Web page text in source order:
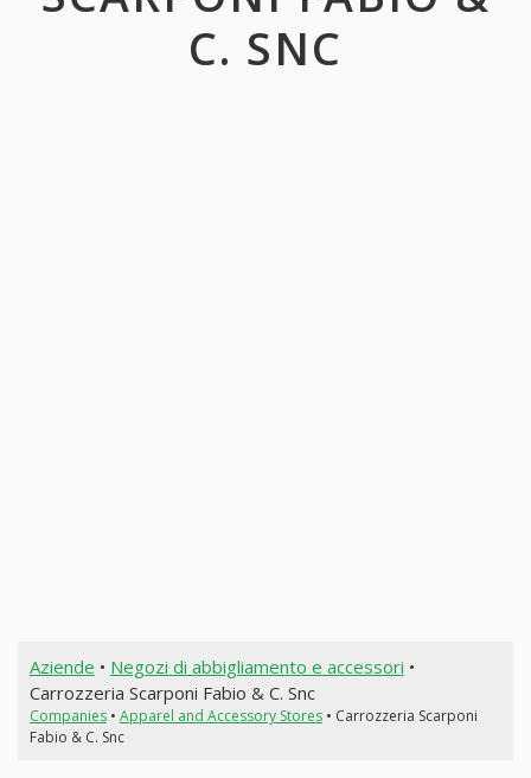
C. SNC
Aziende • Negozi di abbigliamento e accessori •
Carrozzeria Scarponi Fabio & C. Snc
Companies• Apparel and Accessory Stores• Carrozzeria Scarponi
Fabio & C. Snc